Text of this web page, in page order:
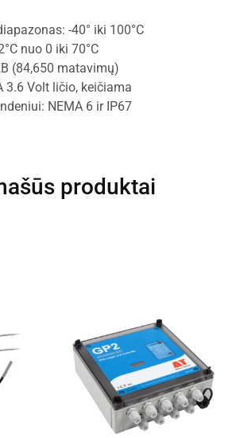
-40° iki 100°C
nuo 0 iki 70°C
(84,650 matavimų)
3.6 Volt ličio, keičiama
NEMA 6 ir IP67
produktai